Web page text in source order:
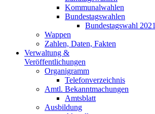
Kommunalwahlen
Bundestagswahlen
Bundestagswahl 2021
Wappen
Zahlen, Daten, Fakten
Verwaltung &
Veröffentlichungen
Organigramm
Telefonverzeichnis
Amtl. Bekanntmachungen
Amtsblatt
Ausbildung